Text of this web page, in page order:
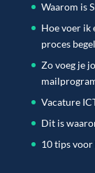
Waarom is
Hoe voer ik
proces
Zo voeg je
Vacature
Dit is
10 tips voor